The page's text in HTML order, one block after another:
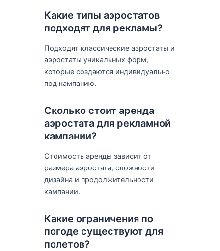
Какие типы аэростатов
подходят для рекламы?
Подходят классические аэростаты и
аэростаты уникальных форм,
которые создаются индивидуально
под кампанию.
Сколько стоит аренда
аэростата для рекламной
кампании?
Стоимость аренды зависит от
размера аэростата, сложности
дизайна и продолжительности
кампании.
Какие ограничения по
погоде существуют для
полетов?